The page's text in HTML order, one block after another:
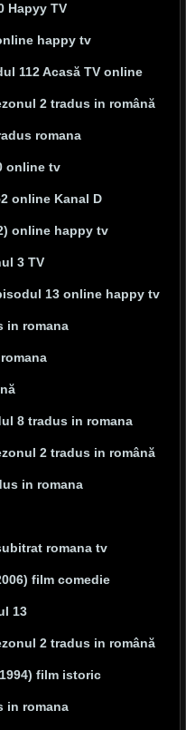
Hapyy TV
happy tv
112 Acasă TV online
2 tradus in română
romana
online tv
online Kanal D
online happy tv
3 TV
13 online happy tv
in romana
8 tradus in romana
2 tradus in română
in romana
romana tv
film comedie
13
2 tradus in română
film istoric
in romana